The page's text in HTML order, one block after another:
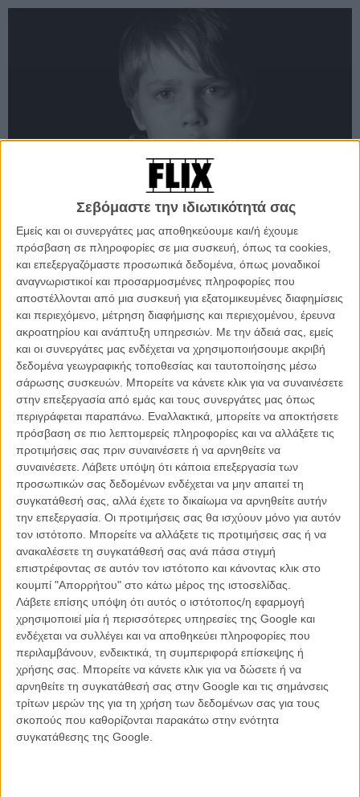
Σεβόμαστε την ιδιωτικότητά σας
Εμείς και οι συνεργάτες μας αποθηκεύουμε και/ή έχουμε
πρόσβαση σε πληροφορίες σε μια συσκευή, όπως τα cookies,
και επεξεργαζόμαστε προσωπικά δεδομένα, όπως μοναδικοί
αναγνωριστικοί και προσαρμοσμένες πληροφορίες που
αποστέλλονται από μια συσκευή για εξατομικευμένες διαφημίσεις
και περιεχόμενο, μέτρηση διαφήμισης και περιεχομένου, έρευνα
ακροατηρίου και ανάπτυξη υπηρεσιών. Με την άδειά σας, εμείς
και οι συνεργάτες μας ενδέχεται να χρησιμοποιήσουμε ακριβή
δεδομένα γεωγραφικής τοποθεσίας και ταυτοποίησης μέσω
σάρωσης συσκευών. Μπορείτε να κάνετε κλικ για να συναινέσετε
στην επεξεργασία από εμάς και τους συνεργάτες μας όπως
περιγράφεται παραπάνω. Εναλλακτικά, μπορείτε να αποκτήσετε
πρόσβαση σε πιο λεπτομερείς πληροφορίες και να αλλάξετε τις
προτιμήσεις σας πριν συναινέσετε ή να αρνηθείτε να
συναινέσετε. Λάβετε υπόψη ότι κάποια επεξεργασία των
προσωπικών σας δεδομένων ενδέχεται να μην απαιτεί τη
συγκατάθεσή σας, αλλά έχετε το δικαίωμα να αρνηθείτε αυτήν
την επεξεργασία. Οι προτιμήσεις σας θα ισχύουν μόνο για αυτόν
τον ιστότοπο. Μπορείτε να αλλάξετε τις προτιμήσεις σας ή να
ανακαλέσετε τη συγκατάθεσή σας ανά πάσα στιγμή
επιστρέφοντας σε αυτόν τον ιστότοπο και κάνοντας κλικ στο
κουμπί "Απορρήτου" στο κάτω μέρος της ιστοσελίδας.
Λάβετε επίσης υπόψη ότι αυτός ο ιστότοπος/η εφαρμογή
χρησιμοποιεί μία ή περισσότερες υπηρεσίες της Google και
ενδέχεται να συλλέγει και να αποθηκεύει πληροφορίες που
περιλαμβάνουν, ενδεικτικά, τη συμπεριφορά επίσκεψης ή
χρήσης σας. Μπορείτε να κάνετε κλικ για να δώσετε ή να
αρνηθείτε τη συγκατάθεσή σας στην Google και τις σημάνσεις
τρίτων μερών της για τη χρήση των δεδομένων σας για τους
σκοπούς που καθορίζονται παρακάτω στην ενότητα
συγκατάθεσης της Google.
ΑΠΟΨΗ
Flix Top-10 2014: Το νούμερο 1
Για δέκα ολόκληρες μέρες, τις τελευταίες του χρόνου, το Flix ψήφιζε και
παρουσίαζε σε αντίστροφη μέτρηση τη δεκάδα με τις καλύτερες ταινίες του
2014. Σήμερα, συναντάμε στο Νο1 το φιλμ που κέρδισε τις καρδιές μας, τις
δικές σας και ίσως και τα βραβεία του 2015.
Πόλυ Λυκούργου
TV & STREAMING
Flix Top-10 TV 2014: To νούμερο 1
Καθώς η χρονιά φτάνει στο τέλος της, το Flix ξεχωρίζει τις σειρές του 2014
μετρώντας αντίστροφα προς την καλύτερη. Στην κορυφή του τηλεοπτικού
τοπ-10 για φέτος, ένας σκηνοθέτης που εγκατέλειψε το σινεμά για να
μεγαλουργήσει αλλού.